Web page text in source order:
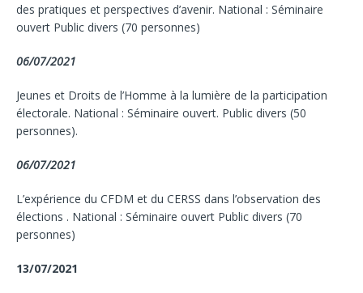
des pratiques et perspectives d’avenir. National : Séminaire
ouvert Public divers (70 personnes)
06/07/2021
Jeunes et Droits de l’Homme à la lumière de la participation
électorale. National : Séminaire ouvert. Public divers (50
personnes).
06/07/2021
L’expérience du CFDM et du CERSS dans l’observation des
élections . National : Séminaire ouvert Public divers (70
personnes)
13/07/2021